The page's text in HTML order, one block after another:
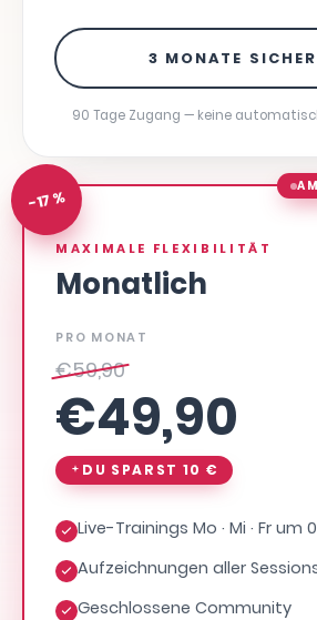
3 MONATE
90 Tage Zugang — keine
-17 %
MAXIMALE FLEXIBILITÄT
Monatlich
PRO MONAT
€59,90
€49,90
DU SPARST 10 €
Live-Trainings Mo · Mi · Fr um
Aufzeichnungen aller
Geschlossene Community